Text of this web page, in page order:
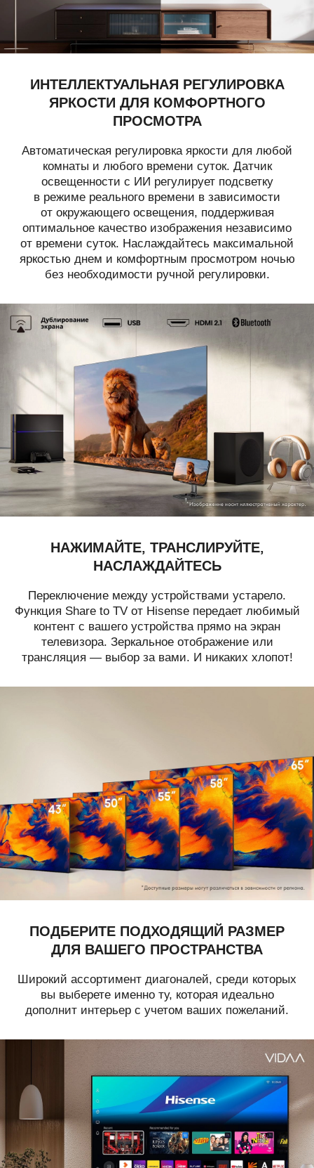
ИНТЕЛЛЕКТУАЛЬНАЯ РЕГУЛИРОВКА
ЯРКОСТИ ДЛЯ КОМФОРТНОГО
ПРОСМОТРА
Автоматическая регулировка яркости для любой
комнаты и любого времени суток. Датчик
освещенности с ИИ регулирует подсветку
в режиме реального времени в зависимости
от окружающего освещения, поддерживая
оптимальное качество изображения независимо
от времени суток. Наслаждайтесь максимальной
яркостью днем и комфортным просмотром ночью
без необходимости ручной регулировки.
НАЖИМАЙТЕ, ТРАНСЛИРУЙТЕ,
НАСЛАЖДАЙТЕСЬ
Переключение между устройствами устарело.
Функция Share to TV от Hisense передает любимый
контент с вашего устройства прямо на экран
телевизора. Зеркальное отображение или
трансляция — выбор за вами. И никаких хлопот!
ПОДБЕРИТЕ ПОДХОДЯЩИЙ РАЗМЕР
ДЛЯ ВАШЕГО ПРОСТРАНСТВА
Широкий ассортимент диагоналей, среди которых
вы выберете именно ту, которая идеально
дополнит интерьер с учетом ваших пожеланий.